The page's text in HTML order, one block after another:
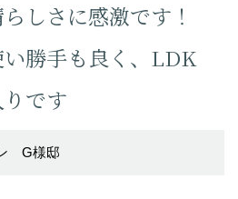
しさに感激です！
勝手も良く、LDK
です
G様邸